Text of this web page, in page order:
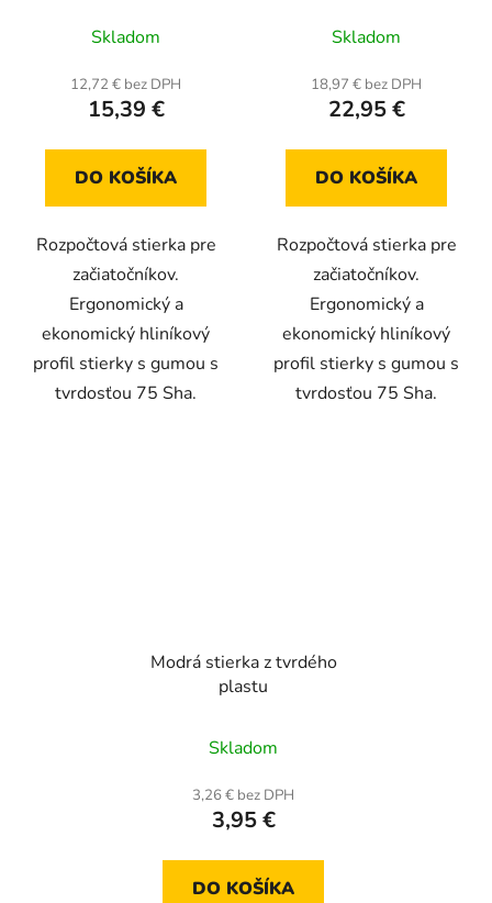
hodnotenie
produktu
je
z
Skladom
12,72 € bez DPH
15,39 €
DO KOŠÍKA
Rozpočtová stierka pre
začiatočníkov.
Ergonomický a
ekonomický hliníkový
profil stierky s gumou s
tvrdosťou 75 Sha.
Skladom
18,97 € bez DPH
22,95 €
DO KOŠÍKA
Rozpočtová stierka pre
začiatočníkov.
Ergonomický a
ekonomický hliníkový
profil stierky s gumou s
tvrdosťou 75 Sha.
Modrá stierka z tvrdého
plastu
Skladom
3,26 € bez DPH
3,95 €
DO KOŠÍKA